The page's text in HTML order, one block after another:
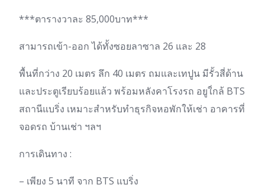
***ตารางวาละ 85,000บาท***
สามารถเข้า-ออก ได้ทั้งซอยลาซาล 26 และ 28
พื้นที่กว่าง 20 เมตร ลึก 40 เมตร ถมและเทปูน มีรั้วสี่ด้าน
และประตูเรียบร้อยแล้ว พร้อมหลังคาโรงรถ อยูใ่กล้ BTS
สถานีแบริ่ง เหมาะสำหรับทำธุรกิจหอพักให้เช่า อาคารที่
จอดรถ บ้านเช่า ฯลฯ
การเดินทาง :
– เพียง 5 นาที จาก BTS แบริ่ง